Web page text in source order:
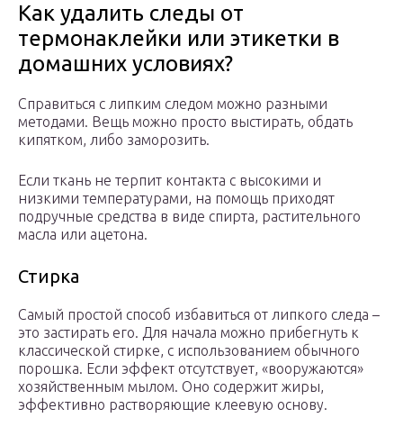
Как удалить следы от
термонаклейки или этикетки в
домашних условиях?
Справиться с липким следом можно разными
методами. Вещь можно просто выстирать, обдать
кипятком, либо заморозить.
Если ткань не терпит контакта с высокими и
низкими температурами, на помощь приходят
подручные средства в виде спирта, растительного
масла или ацетона.
Стирка
Самый простой способ избавиться от липкого следа –
это застирать его. Для начала можно прибегнуть к
классической стирке, с использованием обычного
порошка. Если эффект отсутствует, «вооружаются»
хозяйственным мылом. Оно содержит жиры,
эффективно растворяющие клеевую основу.